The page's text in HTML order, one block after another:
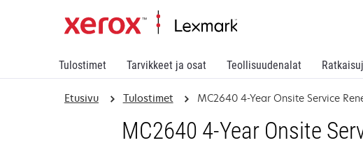
Tulostimet Tarvikkeet ja osat Teollisuudenalat
Etusivu Tulostimet MC2640 4-Year Onsite Service
MC2640 4-Year Onsite